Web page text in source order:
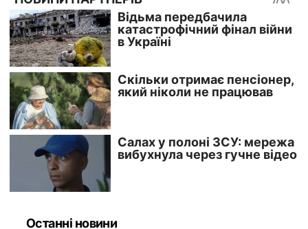
Останні новини